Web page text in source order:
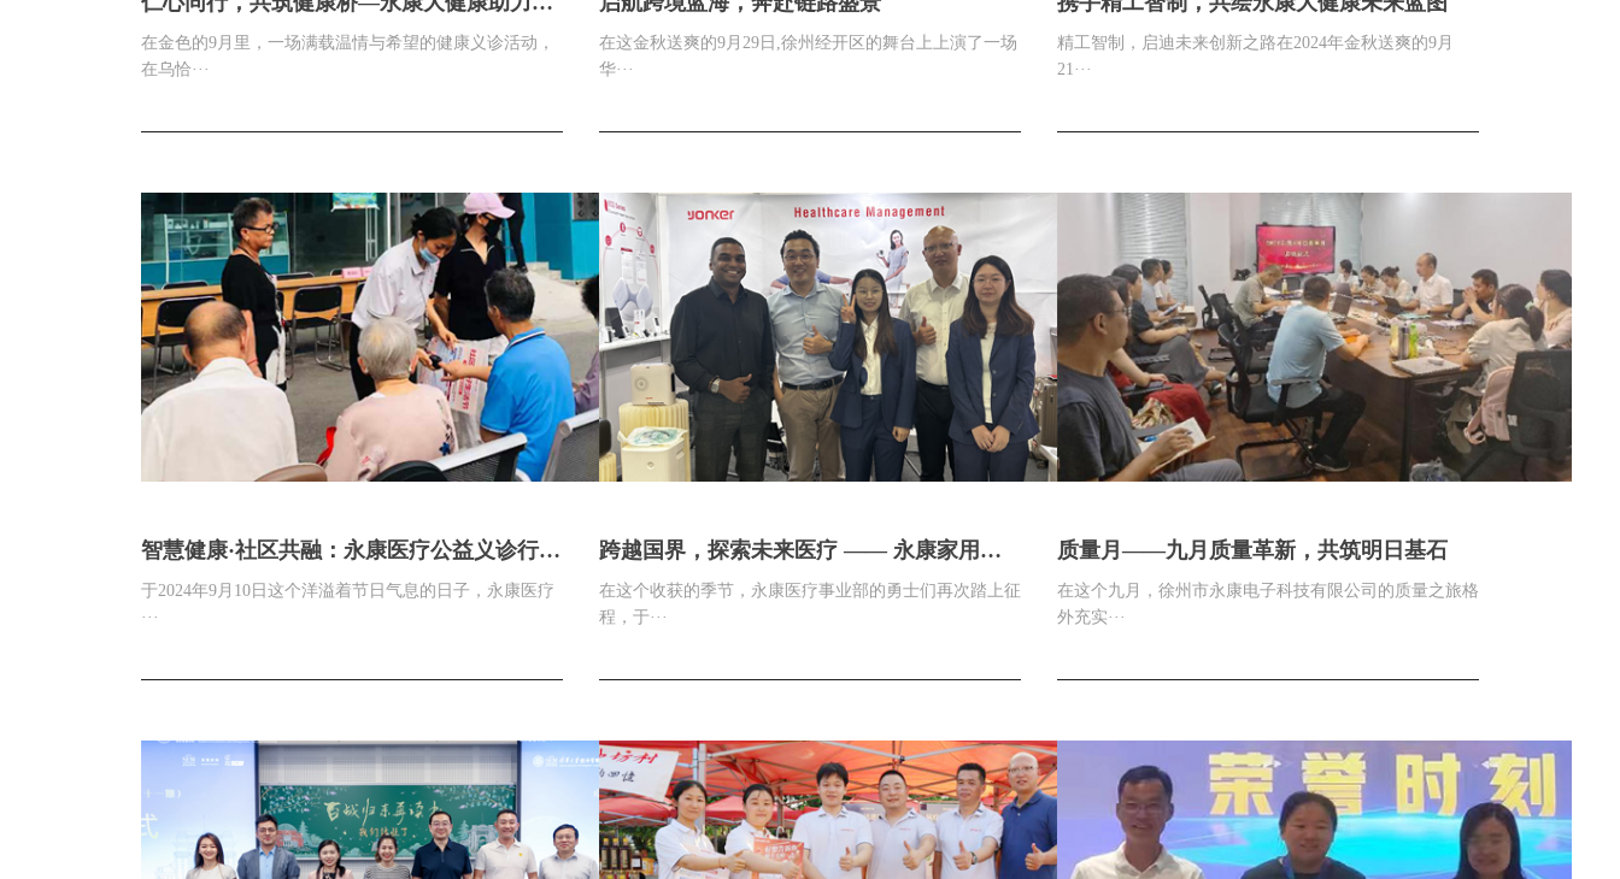
恰县社区健康义诊新篇章
在金色的9月里，一场满载温情与希望的健康义诊活动，
在乌恰···
在这金秋送爽的9月29日,徐州经开区的舞台上上演了一场
华···
精工智制，启迪未来创新之路在2024年金秋送爽的9月
21···
智慧健康·社区共融：永康医疗公益义诊行动
纪实"
于2024年9月10日这个洋溢着节日气息的日子，永康医疗
···
跨越国界，探索未来医疗 —— 永康家用国
际贸易部新加坡展会纪实金秋启航，创新引
领国际市场
在这个收获的季节，永康医疗事业部的勇士们再次踏上征
程，于···
质量月——九月质量革新，共筑明日基石
在这个九月，徐州市永康电子科技有限公司的质量之旅格
外充实···